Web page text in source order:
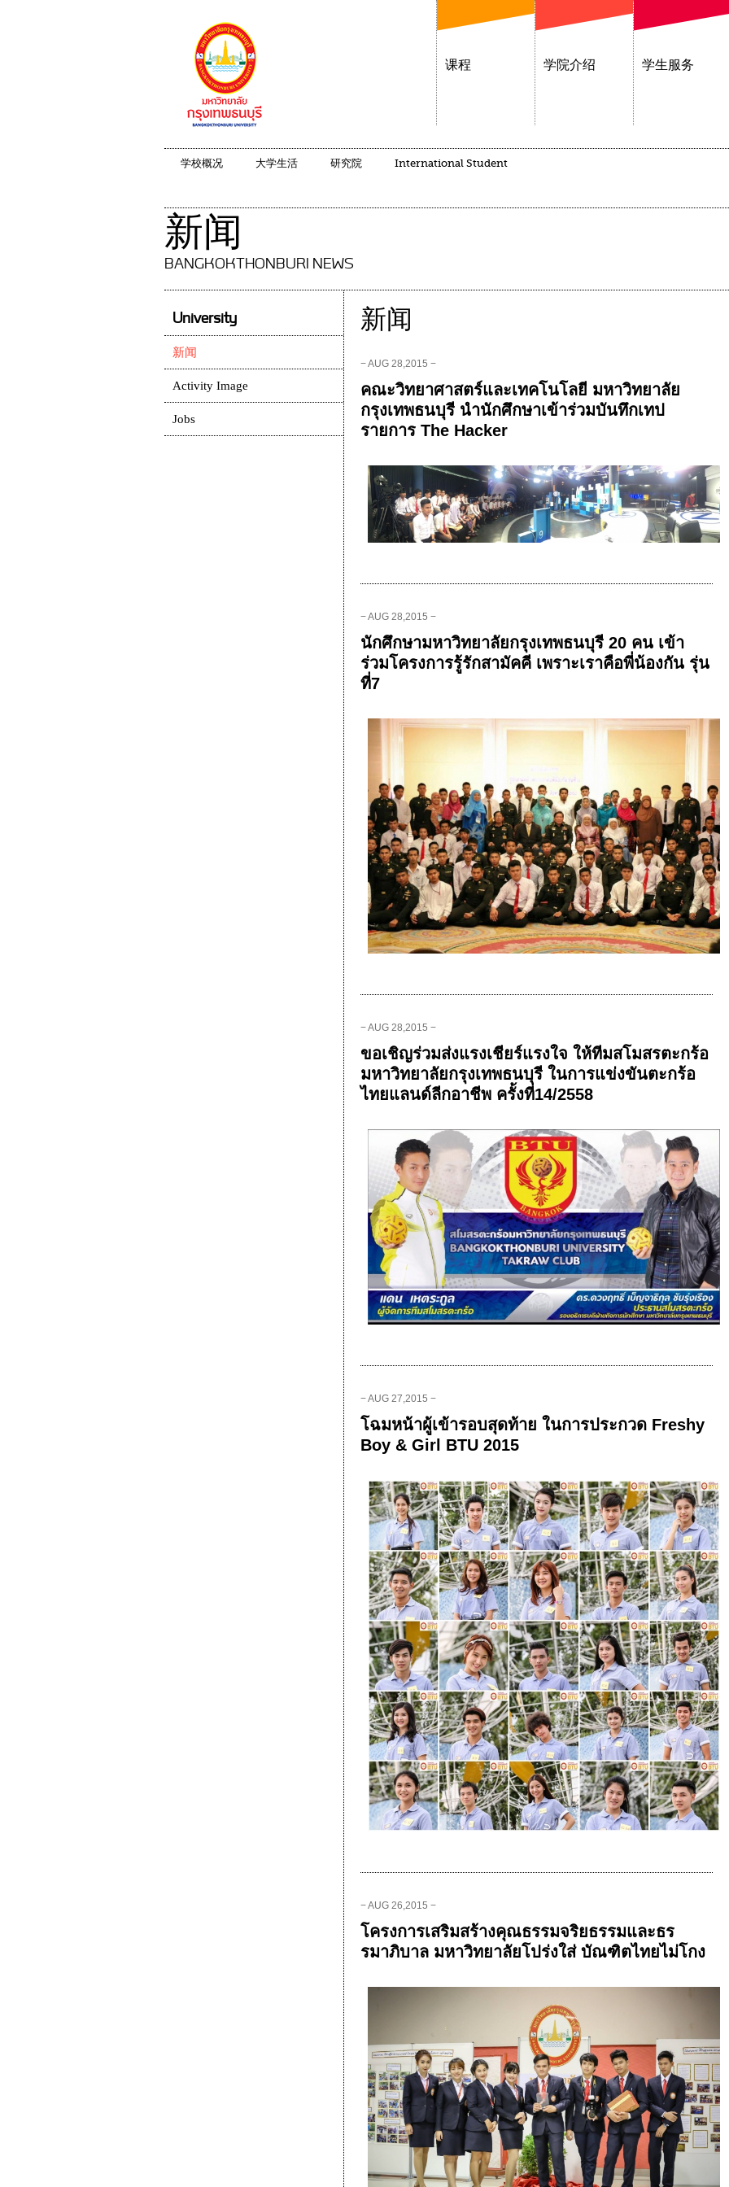
课程 学院介绍 学生服务
学校概况 大学生活 研究院 International Student
新闻
BANGKOKTHONBURI NEWS
新闻
− AUG 28,2015 −
คณะวิทยาศาสตร์และเทคโนโลยี มหาวิทยาลัย
กรุงเทพธนบุรี นำนักศึกษาเข้าร่วมบันทึกเทป
รายการ The Hacker
− AUG 28,2015 −
นักศึกษามหาวิทยาลัยกรุงเทพธนบุรี 20 คน เข้า
ร่วมโครงการรู้รักสามัคคี เพราะเราคือพี่น้องกัน รุ่น
ที่7
− AUG 28,2015 −
ขอเชิญร่วมส่งแรงเชียร์แรงใจ ให้ทีมสโมสรตะกร้อ
มหาวิทยาลัยกรุงเทพธนบุรี ในการแข่งขันตะกร้อ
ไทยแลนด์ลีกอาชีพ ครั้งที่14/2558
− AUG 27,2015 −
โฉมหน้าผู้เข้ารอบสุดท้าย ในการประกวด Freshy
Boy & Girl BTU 2015
− AUG 26,2015 −
โครงการเสริมสร้างคุณธรรมจริยธรรมและธร
รมาภิบาล มหาวิทยาลัยโปร่งใส่ บัณฑิตไทยไม่โกง
University
新闻
Activity Image
Jobs